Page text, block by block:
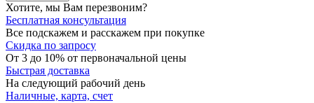
Хотите, мы Вам перезвоним?
Бесплатная консультация
Все подскажем и расскажем при покупке
Скидка по запросу
От 3 до 10% от первоначальной цены
Быстрая доставка
На следующий рабочий день
Наличные, карта, счет